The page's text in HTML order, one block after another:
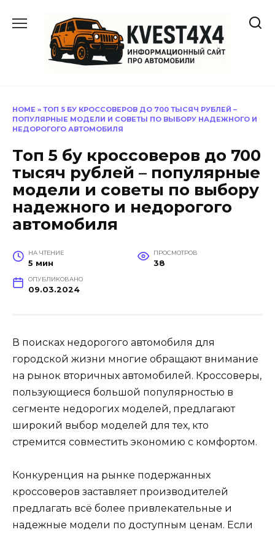
содержанию
HOME » ТОП 5 БУ КРОССОВЕРОВ ДО 700 ТЫСЯЧ РУБЛЕЙ –
ПОПУЛЯРНЫЕ МОДЕЛИ И СОВЕТЫ ПО ВЫБОРУ НАДЕЖНОГО И
НЕДОРОГОГО АВТОМОБИЛЯ
Топ 5 бу кроссоверов до 700
тысяч рублей – популярные
модели и советы по выбору
надежного и недорогого
автомобиля
НА ЧТЕНИЕ
5 мин
ПРОСМОТРОВ
38
ОПУБЛИКОВАНО
09.03.2024
В поисках недорогого автомобиля для
городской жизни многие обращают внимание
на рынок вторичных автомобилей. Кроссоверы,
пользующиеся большой популярностью в
сегменте недорогих моделей, предлагают
широкий выбор моделей для тех, кто
стремится совместить экономию с комфортом.
Конкуренция на рынке подержанных
кроссоверов заставляет производителей
предлагать всё более привлекательные и
надежные модели по доступным ценам. Если